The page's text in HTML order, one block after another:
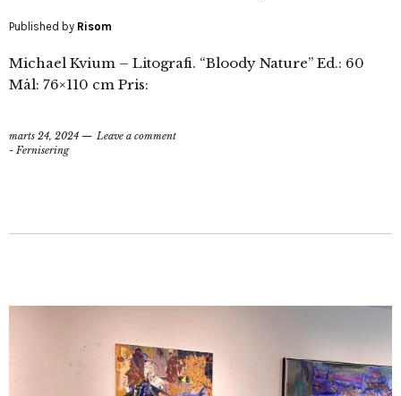
Published by Risom
Michael Kvium – Litografi. “Bloody Nature” Ed.: 60
Mål: 76×110 cm Pris:
marts 24, 2024
Leave a comment
- Fernisering